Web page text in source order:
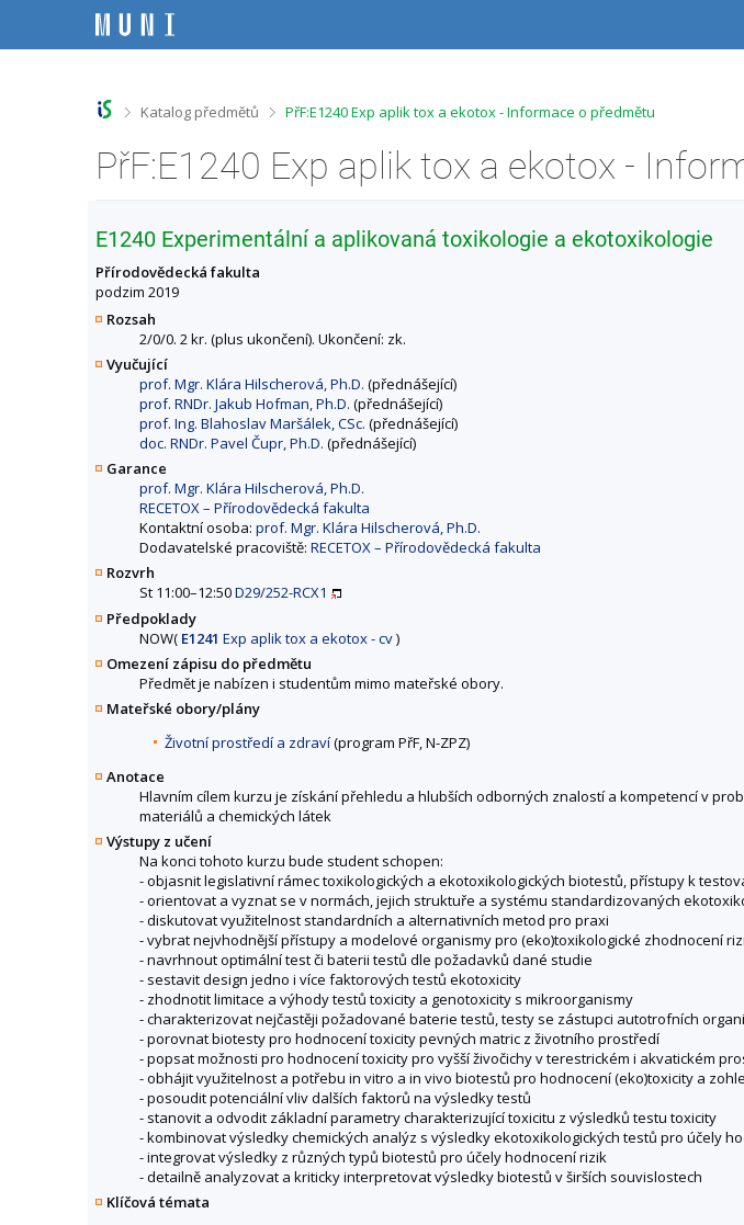
e
e
e
e
>Katalog předmětů >
PřF:E1240 Exp aplik tox a ekotox - Informace o předmětu
PřF:E1240 Exp aplik tox a ekotox -
E1240 Experimentální a aplikovaná toxikologie a ekotoxikologie
Přírodovědecká fakulta
podzim 2019
Rozsah
2/0/0. 2 kr. (plus ukončení). Ukončení: zk.
Vyučující
prof. Mgr. Klára Hilscherová, Ph.D. (přednášející)
prof. RNDr. Jakub Hofman, Ph.D. (přednášející)
prof. Ing. Blahoslav Maršálek, CSc. (přednášející)
doc. RNDr. Pavel Čupr, Ph.D. (přednášející)
Garance
prof. Mgr. Klára Hilscherová, Ph.D.
RECETOX – Přírodovědecká fakulta
Kontaktní osoba: prof. Mgr. Klára Hilscherová, Ph.D.
Dodavatelské pracoviště: RECETOX – Přírodovědecká fakulta
Rozvrh
St 11:00–12:50D29/252-RCX1
Předpoklady
NOW( E1241 Exp aplik tox a ekotox - cv)
Omezení zápisu do předmětu
Předmět je nabízen i studentům mimo mateřské obory.
Mateřské obory/plány
Životní prostředí a zdraví(program PřF, N-ZPZ)
Anotace
Hlavním cílem kurzu je získání přehledu a hlubších odborných znalostí a kompetencí v
materiálů a chemických látek
Výstupy z učení
Na konci tohoto kurzu bude student schopen:
- objasnit legislativní rámec toxikologických a ekotoxikologických biotestů, přístupy k
- orientovat a vyznat se v normách, jejich struktuře a systému standardizovaných
- diskutovat využitelnost standardních a alternativních metod pro praxi
- vybrat nejvhodnější přístupy a modelové organismy pro (eko)toxikologické zhodnocení
- navrhnout optimální test či baterii testů dle požadavků dané studie
- sestavit design jedno i více faktorových testů ekotoxicity
- zhodnotit limitace a výhody testů toxicity a genotoxicity s mikroorganismy
- charakterizovat nejčastěji požadované baterie testů, testy se zástupci autotrofních
- porovnat biotesty pro hodnocení toxicity pevných matric z životního prostředí
- popsat možnosti pro hodnocení toxicity pro vyšší živočichy v terestrickém i akvatickém
- obhájit využitelnost a potřebu in vitro a in vivo biotestů pro hodnocení (eko)toxicity a
- posoudit potenciální vliv dalších faktorů na výsledky testů
- stanovit a odvodit základní parametry charakterizující toxicitu z výsledků testu toxicity
- kombinovat výsledky chemických analýz s výsledky ekotoxikologických testů pro účely
- integrovat výsledky z různých typů biotestů pro účely hodnocení rizik
- detailně analyzovat a kriticky interpretovat výsledky biotestů v širších souvislostech
Klíčová témata